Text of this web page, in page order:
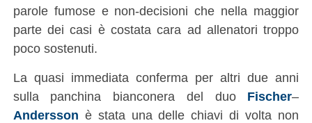
parole fumose e non-decisioni che nella maggior
parte dei casi è costata cara ad allenatori troppo
poco sostenuti.
La quasi immediata conferma per altri due anni
sulla panchina bianconera del duo Fischer–
Andersson è stata una delle chiavi di volta non